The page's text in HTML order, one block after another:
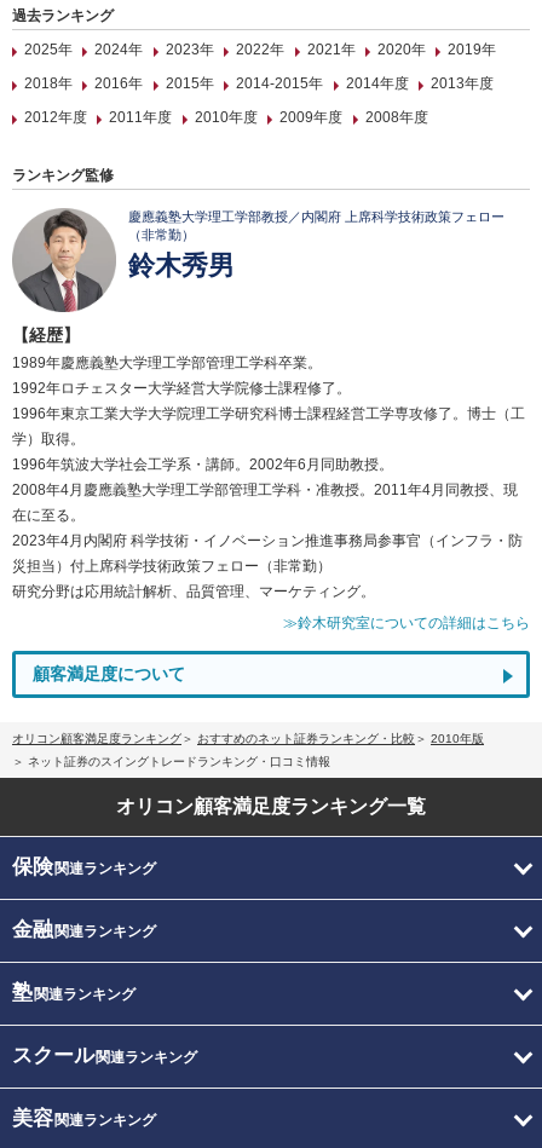
過去ランキング
2025年
2024年 2023年 2022年 2021年 2020年
2019年
2018年
2016年 2015年 2014-2015年 2014年度
2013年度
2012年度
2011年度 2010年度 2009年度 2008年度
ランキング監修
慶應義塾大学理工学部教授／内閣府 上席科学技術政策フェロー
（非常勤）
鈴木秀男
【経歴】
1989年慶應義塾大学理工学部管理工学科卒業。
1992年ロチェスター大学経営大学院修士課程修了。
1996年東京工業大学大学院理工学研究科博士課程経営工学専攻修了。博士（工
学）取得。
1996年筑波大学社会工学系・講師。2002年6月同助教授。
2008年4月慶應義塾大学理工学部管理工学科・准教授。2011年4月同教授、現
在に至る。
2023年4月内閣府 科学技術・イノベーション推進事務局参事官（インフラ・防
災担当）付上席科学技術政策フェロー（非常勤）
研究分野は応用統計解析、品質管理、マーケティング。
≫鈴木研究室についての詳細はこちら
顧客満足度について
オリコン顧客満足度ランキング おすすめのネット証券ランキング・比較
2010年版
ネット証券のスイングトレードランキング・口コミ情報
オリコン顧客満足度ランキング一覧
保険関連ランキング
金融関連ランキング
塾関連ランキング
スクール関連ランキング
美容関連ランキング